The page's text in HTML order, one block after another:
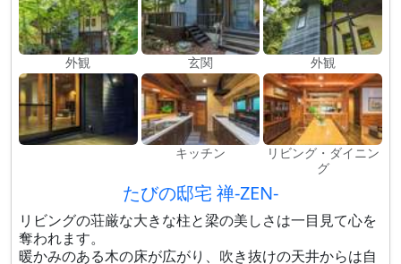
外観 玄関 外観
キッチン
リビング・ダイニン
グ
たびの邸宅 禅-ZEN-
リビングの荘厳な大きな柱と梁の美しさは一目見て心を
奪われます。
暖かみのある木の床が広がり、吹き抜けの天井からは自